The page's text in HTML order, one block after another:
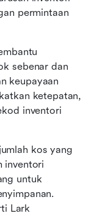
permintaan
sebenar dan
keupayaan
ketepatan,
inventori
kos yang
inventori
untuk
Lark